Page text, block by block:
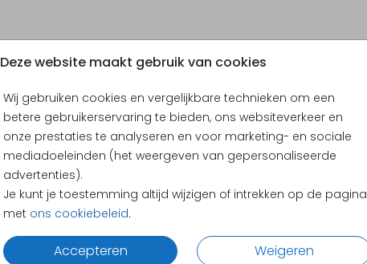
Deze website maakt gebruik van cookies
Wij gebruiken cookies en vergelijkbare technieken om een
betere gebruikerservaring te bieden, ons websiteverkeer en
onze prestaties te analyseren en voor marketing- en sociale
mediadoeleinden (het weergeven van gepersonaliseerde
advertenties).
Je kunt je toestemming altijd wijzigen of intrekken op de pagina
met ons cookiebeleid.
Accepteren Weigeren